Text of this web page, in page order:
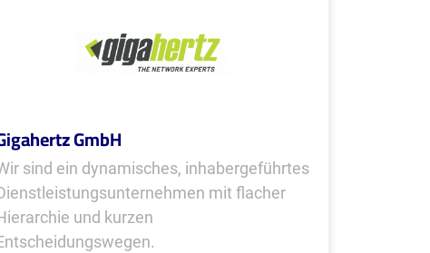
GmbH
sind ein dynamisches, inhabergeführtes
mit flacher
und kurzen